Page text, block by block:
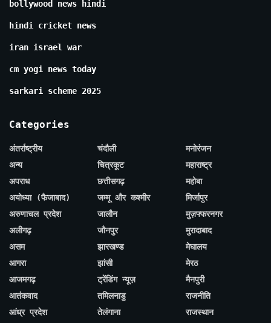
bollywood news hindi
hindi cricket news
iran israel war
cm yogi news today
sarkari scheme 2025
Categories
अंतर्राष्ट्रीय
अन्य
अपराध
अयोध्या (फैजाबाद)
अरुणाचल प्रदेश
अलीगढ़
असम
आगरा
आजमगढ़
आतंकवाद
आंध्र प्रदेश
चंदौली
चित्रकूट
छत्तीसगढ़
जम्मू और कश्मीर
जालौन
जौनपुर
झारखण्ड
झांसी
ट्रेंडिंग न्यूज़
तमिलनाडु
तेलंगाना
मनोरंजन
महाराष्ट्र
महोबा
मिर्जापुर
मुज़फ्फरनगर
मुरादाबाद
मेघालय
मेरठ
मैनपुरी
राजनीति
राजस्थान